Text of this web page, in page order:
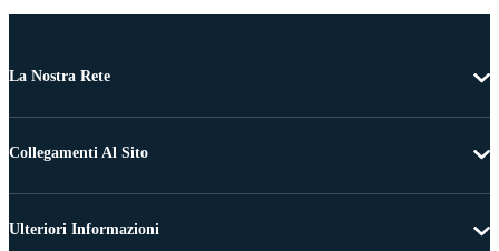
La Nostra Rete
Collegamenti Al Sito
Ulteriori Informazioni